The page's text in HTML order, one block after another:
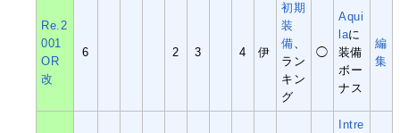
Re.2
001
OR
改
6 2 3 4 伊
初期
装
備、
ラン
キン
グ
◯
Aqui
laに
装備
ボー
ナス
編
集
Intre